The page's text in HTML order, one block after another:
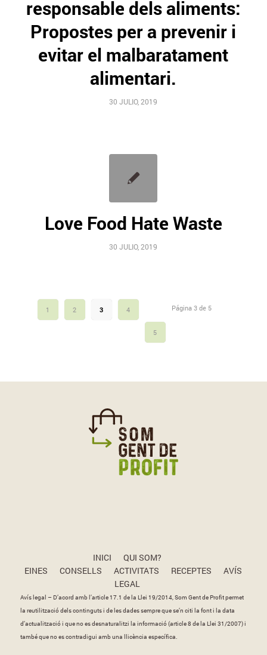
responsable dels aliments:
Propostes per a prevenir i
evitar el malbaratament
alimentari.
30 JULIO, 2019
Love Food Hate Waste
30 JULIO, 2019
Página 3 de 5
1 2 3 4
5
INICI
QUI SOM?
EINES
CONSELLS ACTIVITATS RECEPTES
AVÍS
LEGAL
Avís legal – D’acord amb l’article 17.1 de la Llei 19/2014, Som Gent de Profit permet
la reutilització dels continguts i de les dades sempre que se’n citi la font i la data
d’actualització i que no es desnaturalitzi la informació (article 8 de la Llei 31/2007) i
també que no es contradigui amb una llicència específica.